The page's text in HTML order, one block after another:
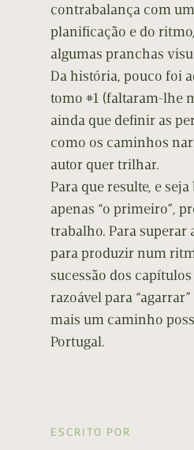
contrabalança com
planificação e do
algumas pranchas
Da história, pouco foi
tomo #1 (faltaram-lhe
ainda que definir as
como os caminhos
autor quer trilhar.
Para que resulte, e
apenas “o primeiro”,
trabalho. Para superar
para produzir num
sucessão dos
razoável para
mais um caminho
Portugal.
ESCRITO POR